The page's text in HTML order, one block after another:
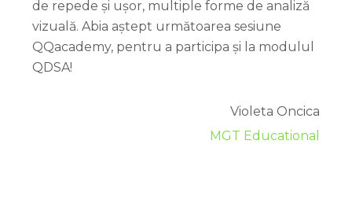
de repede și ușor, multiple forme de analiză
vizuală. Abia aștept următoarea sesiune
QQacademy, pentru a participa și la modulul
QDSA!
Violeta Oncica
MGT Educational